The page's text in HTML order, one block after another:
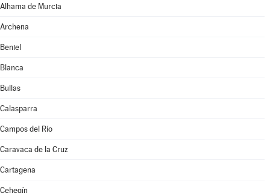
Alhama de Murcia
Archena
Beniel
Blanca
Bullas
Calasparra
Campos del Río
Caravaca de la Cruz
Cartagena
Cehegín